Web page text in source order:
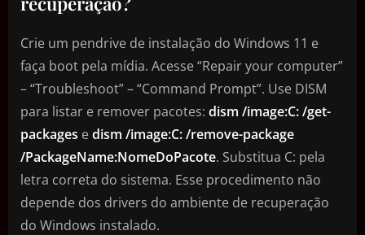
Crie um pendrive de instalação do Windows 11 e
faça boot pela mídia. Acesse “Repair your computer”
– “Troubleshoot” – “Command Prompt”. Use DISM
para listar e remover pacotes: dism /image:C: /get-
packages edism /image:C: /remove-package
/PackageName:NomeDoPacote. Substitua C: pela
letra correta do sistema. Esse procedimento não
depende dos drivers do ambiente de recuperação
do Windows instalado.